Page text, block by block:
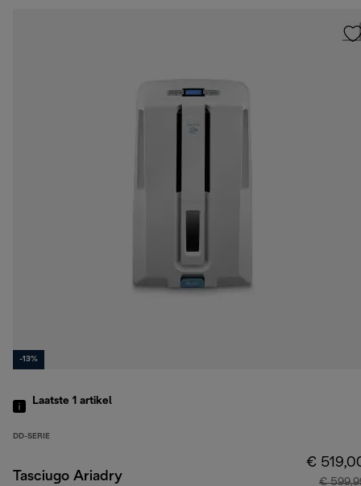
-13%
Laatste 1 artikel
DD-SERIE
Tasciugo Ariadry
€
€